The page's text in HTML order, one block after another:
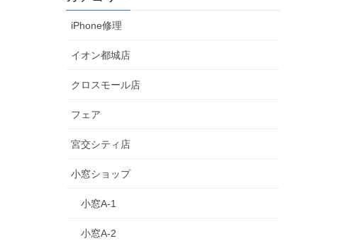
iPhone修理
イオン都城店
クロスモール店
フェア
宮交シティ店
小窓ショップ
小窓A-1
小窓A-2